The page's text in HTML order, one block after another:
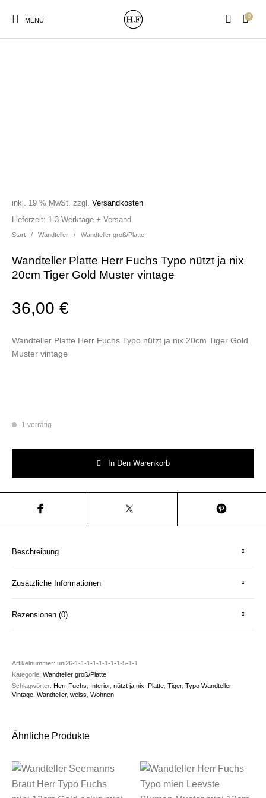
MENU
0
Poster&Notizbücher
für den Kopf
Start / Wandteller / Wandteller groß/Platte
Wandteller Platte Herr Fuchs Typo nützt ja nix
20cm Tiger Gold Muster vintage
36,00€
inkl. 19 % MwSt. zzgl.Versandkosten
Wandteller Platte Herr Fuchs Typo nützt ja nix 20cm Tiger Gold
Muster vintage
Lieferzeit: 1-3 Werktage + Versand
1 vorrätig
In Den Warenkorb
Beschreibung
Zusätzliche Informationen
Rezensionen (0)
Artikelnummer:uni26-1-1-1-1-1-1-1-1-5-1-1
Kategorie:Wandteller groß/Platte
Schlagwörter:Herr Fuchs Interior,nützt ja nix ,Platte ,Tiger,Typo Wandteller,
Vintage ,Wandteller,weiss ,Wohnen
Ähnliche Produkte